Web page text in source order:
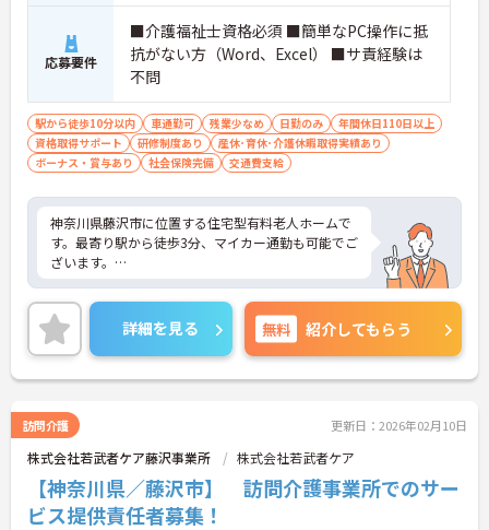
応募要件
■介護福祉士資格必須 ■簡単なPC操作に抵
抗がない方（Word、Excel） ■サ責経験は
不問
駅から徒歩10分以内 車通勤可 残業少なめ 日勤のみ
年間休日110日以上
資格取得サポート
研修制度あり
産休･育休･介護休暇取得実績あり
ボーナス・賞与あり
社会保険完備 交通費支給
神奈川県藤沢市に位置する住宅型有料老人ホームで
す。最寄り駅から徒歩3分、マイカー通勤も可能でご
ざいます。
年間休日が116日としっかりお休みを取得できるの
で、ワークライフバランスを大切にしたい方におす
すめです。
日勤のみで残業は月5時間程度ですので、勤務終了
ご興味のある方には、面接対策ポイントなど、さら
に詳細をお話しいたしますのでお気軽にご相談くだ
さい！
詳細を見る 無料 紹介してもらう
訪問介護 更新日：2026年02月10日
株式会社若武者ケア藤沢事業所 株式会社若武者ケア
【神奈川県／藤沢市】 訪問介護事業所でのサー
ビス提供責任者募集！